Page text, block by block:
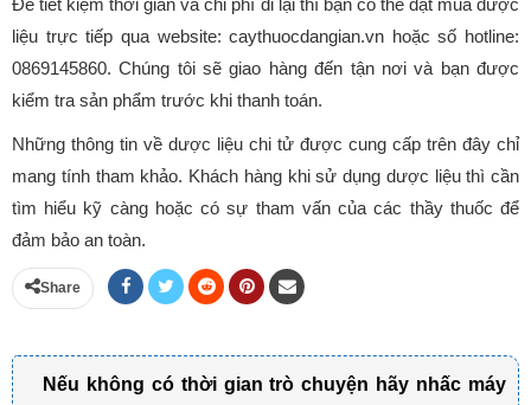
liệu trực tiếp qua website: caythuocdangian.vn hoặc số hotline:
0869145860. Chúng tôi sẽ giao hàng đến tận nơi và bạn được
kiểm tra sản phẩm trước khi thanh toán.
Những thông tin về dược liệu chi tử được cung cấp trên đây chỉ
mang tính tham khảo. Khách hàng khi sử dụng dược liệu thì cần
tìm hiểu kỹ càng hoặc có sự tham vấn của các thầy thuốc để
đảm bảo an toàn.
Share
Nếu không có thời gian trò chuyện hãy nhấc máy